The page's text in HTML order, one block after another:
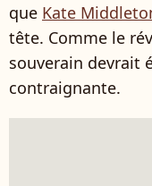
que Kate
tête. Comme le
souverain devrait
contraignante.